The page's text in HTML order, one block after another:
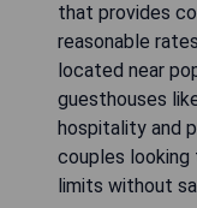
that provides
reasonable
located near
guesthouses
hospitality and
couples looking
limits without